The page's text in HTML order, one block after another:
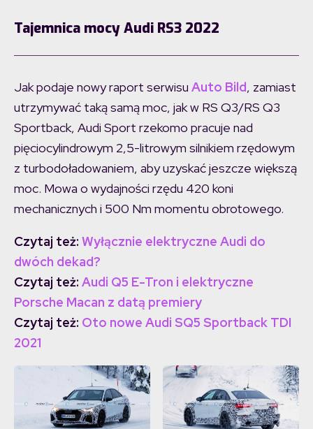
Tajemnica mocy Audi RS3 2022
Jak podaje nowy raport serwisu Auto Bild, zamiast
utrzymywać taką samą moc, jak w RS Q3/RS Q3
Sportback, Audi Sport rzekomo pracuje nad
pięciocylindrowym 2,5-litrowym silnikiem rzędowym
z turbodoładowaniem, aby uzyskać jeszcze większą
moc. Mowa o wydajności rzędu 420 koni
mechanicznych i 500 Nm momentu obrotowego.
Czytaj też: Wyłącznie elektryczne Audi do
dwóch dekad?
Czytaj też: Audi Q5 E-Tron i elektryczne
Porsche Macan z datą premiery
Czytaj też: Oto nowe Audi SQ5 Sportback TDI
2021